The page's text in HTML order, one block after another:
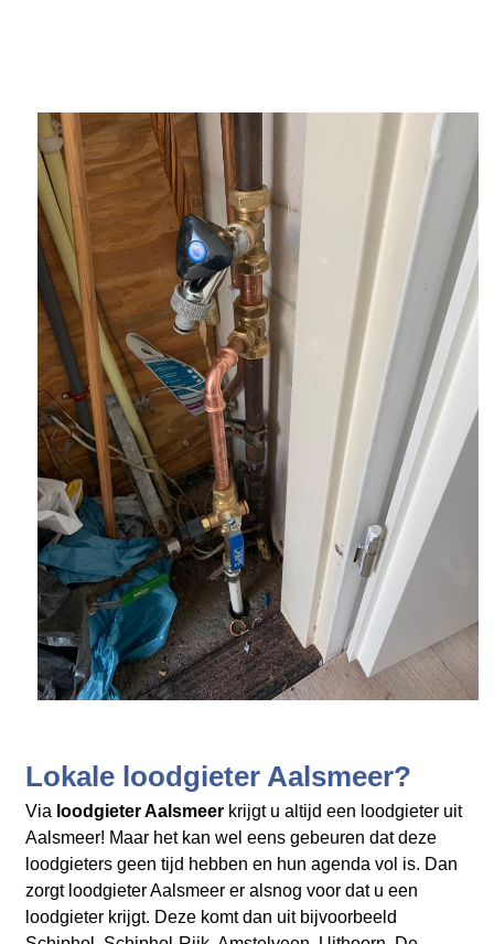
Lokale loodgieter Aalsmeer?
Via loodgieter Aalsmeerkrijgt u altijd een loodgieter uit
Aalsmeer! Maar het kan wel eens gebeuren dat deze
loodgieters geen tijd hebben en hun agenda vol is. Dan
zorgt loodgieter Aalsmeer er alsnog voor dat u een
loodgieter krijgt. Deze komt dan uit bijvoorbeeld